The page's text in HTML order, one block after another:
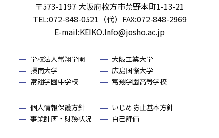
〒573-1197 大阪府枚方市禁野本町1-13-21
TEL:072-848-0521（代）FAX:072-848-2969
E-mail:KEIKO.Info@josho.ac.jp
学校法人常翔学園
大阪工業大学
摂南大学
広島国際大学
常翔学園中学校
常翔学園高等学校
個人情報保護方針
いじめ防止基本方針
事業計画・財務状況
自己評価